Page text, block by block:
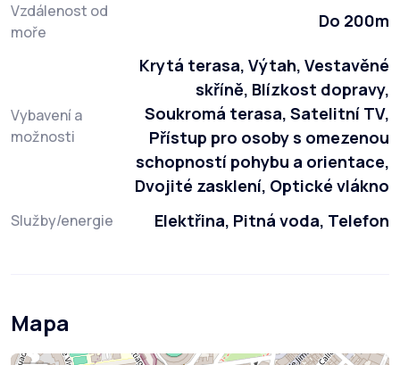
Vzdálenost od
moře
Do 200m
Vybavení a
možnosti
Krytá terasa, Výtah, Vestavěné
skříně, Blízkost dopravy,
Soukromá terasa, Satelitní TV,
Přístup pro osoby s omezenou
schopností pohybu a orientace,
Dvojité zasklení, Optické vlákno
Služby/energie Elektřina, Pitná voda, Telefon
Mapa